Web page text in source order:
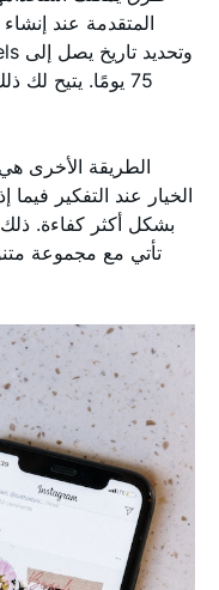
المتقدمة عند
75 يومًا. يتيح
الطريقة الأخرى
الخيار عند التفكير
تأتي مع مجموعة